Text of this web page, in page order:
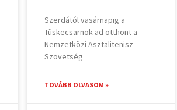
Szerdától vasárnapig a
Tüskecsarnok ad otthont a
Nemzetközi Asztalitenisz
Szövetség
TOVÁBB OLVASOM »